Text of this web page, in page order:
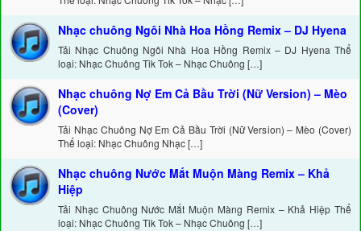
Nhạc chuông Ngôi Nhà Hoa Hồng Remix – DJ Hyena
Tải Nhạc Chuông Ngôi Nhà Hoa Hồng Remix – DJ Hyena Thể
loại: Nhạc Chuông Tik Tok – Nhạc Chuông […]
Nhạc chuông Nợ Em Cả Bầu Trời (Nữ Version) – Mèo
(Cover)
Tải Nhạc Chuông Nợ Em Cả Bầu Trời (Nữ Version) – Mèo (Cover)
Thể loại: Nhạc Chuông Nhạc […]
Nhạc chuông Nước Mắt Muộn Màng Remix – Khả
Hiệp
Tải Nhạc Chuông Nước Mắt Muộn Màng Remix – Khả Hiệp Thể
loại: Nhạc Chuông Tik Tok – Nhạc Chuông […]